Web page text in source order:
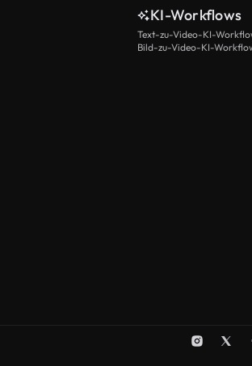
KI-Workflows
Text-zu-Video-KI-
Bild-zu-Video-KI-